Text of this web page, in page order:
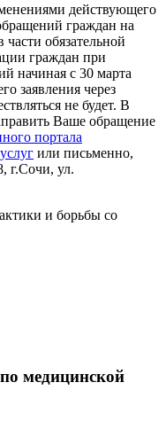
действующего
граждан на
обязательной
граждан при
начиная с 30 марта
заявления через
не будет. В
Ваше обращение
портала
или письменно,
г.Сочи, ул.
и борьбы со
медицинской